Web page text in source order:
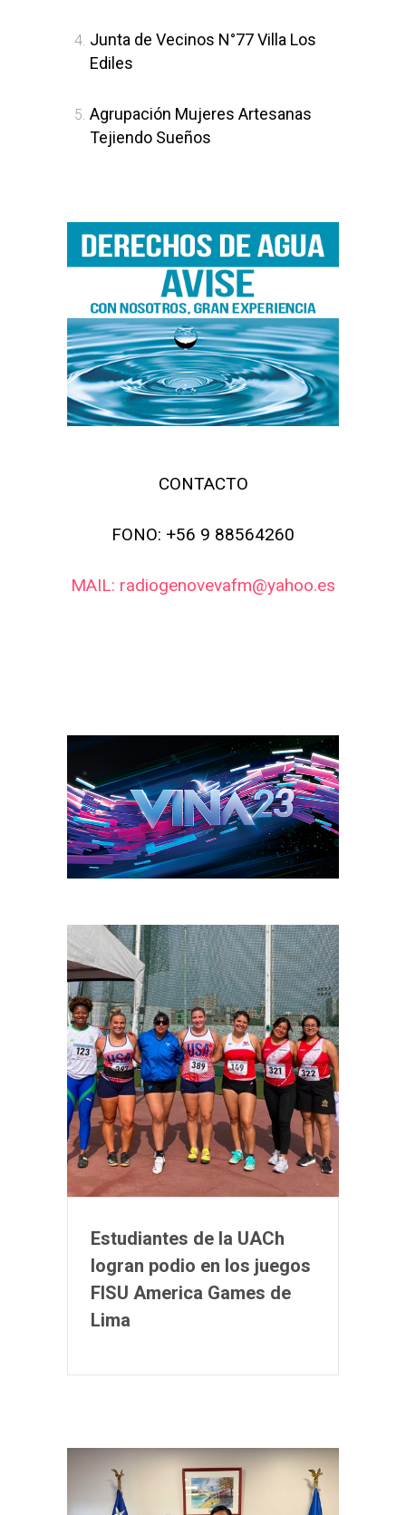
Junta de Vecinos N°77 Villa Los
Ediles
Agrupación Mujeres Artesanas
Tejiendo Sueños
CONTACTO
FONO: +56 9 88564260
MAIL: radiogenovevafm@yahoo.es
Estudiantes de la UACh
logran podio en los juegos
FISU America Games de
Lima